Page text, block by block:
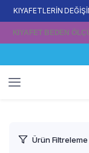
KIYAFETLERİN
KIYAFET BEDEN
Ürün Filtreleme